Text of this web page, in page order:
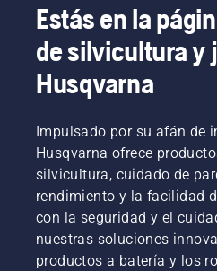
Estás en la
de silvicultura y
Husqvarna
Impulsado por su afán de
Husqvarna ofrece
silvicultura, cuidado de
rendimiento y la facilidad
con la seguridad y el
nuestras soluciones
productos a batería y los